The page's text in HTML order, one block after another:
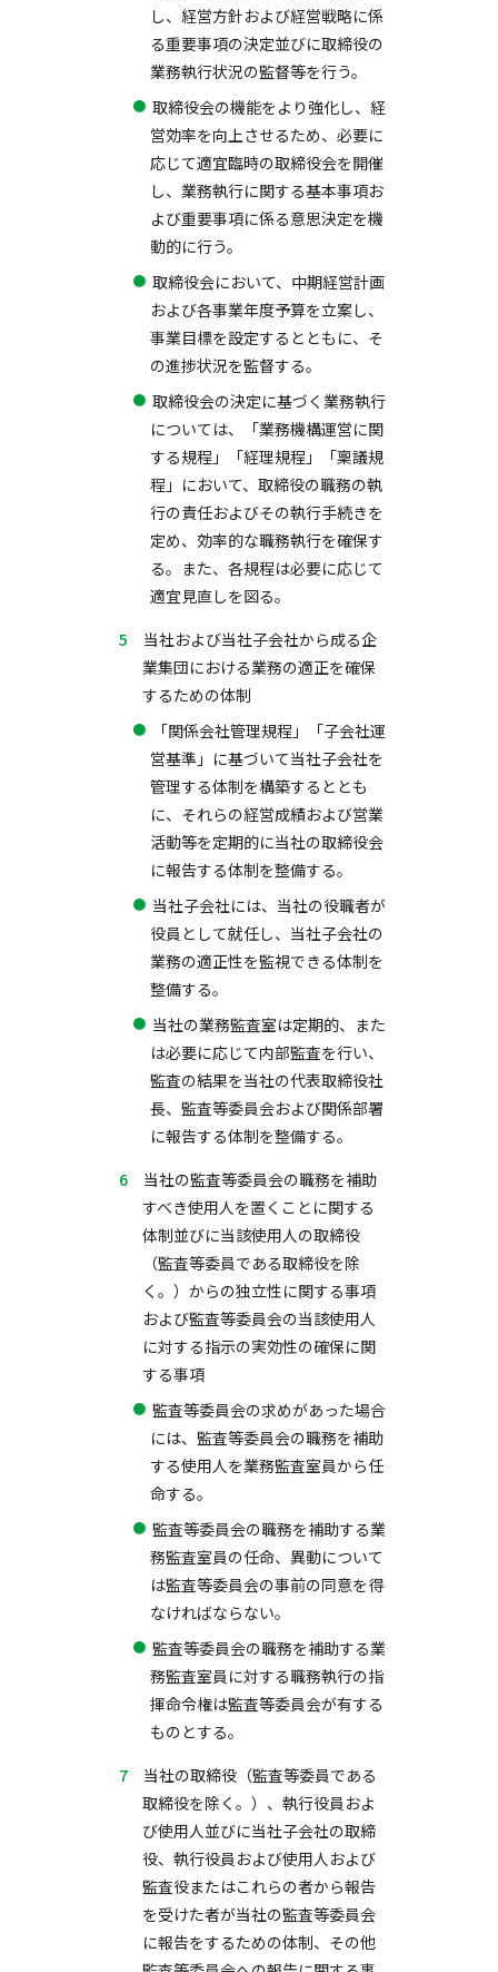
し、経営方針および経営戦略に係
る重要事項の決定並びに取締役の
業務執行状況の監督等を行う。
取締役会の機能をより強化し、経
営効率を向上させるため、必要に
応じて適宜臨時の取締役会を開催
し、業務執行に関する基本事項お
よび重要事項に係る意思決定を機
動的に行う。
取締役会において、中期経営計画
および各事業年度予算を立案し、
事業目標を設定するとともに、そ
の進捗状況を監督する。
取締役会の決定に基づく業務執行
については、「業務機構運営に関
する規程」「経理規程」「稟議規
程」において、取締役の職務の執
行の責任およびその執行手続きを
定め、効率的な職務執行を確保す
る。また、各規程は必要に応じて
適宜見直しを図る。
当社および当社子会社から成る企
業集団における業務の適正を確保
するための体制
「関係会社管理規程」「子会社運
営基準」に基づいて当社子会社を
管理する体制を構築するととも
に、それらの経営成績および営業
活動等を定期的に当社の取締役会
に報告する体制を整備する。
当社子会社には、当社の役職者が
役員として就任し、当社子会社の
業務の適正性を監視できる体制を
整備する。
当社の業務監査室は定期的、また
は必要に応じて内部監査を行い、
監査の結果を当社の代表取締役社
長、監査等委員会および関係部署
に報告する体制を整備する。
当社の監査等委員会の職務を補助
すべき使用人を置くことに関する
体制並びに当該使用人の取締役
（監査等委員である取締役を除
く。）からの独立性に関する事項
および監査等委員会の当該使用人
に対する指示の実効性の確保に関
する事項
監査等委員会の求めがあった場合
には、監査等委員会の職務を補助
する使用人を業務監査室員から任
命する。
監査等委員会の職務を補助する業
務監査室員の任命、異動について
は監査等委員会の事前の同意を得
なければならない。
監査等委員会の職務を補助する業
務監査室員に対する職務執行の指
揮命令権は監査等委員会が有する
ものとする。
当社の取締役（監査等委員である
取締役を除く。）、執行役員およ
び使用人並びに当社子会社の取締
役、執行役員および使用人および
監査役またはこれらの者から報告
を受けた者が当社の監査等委員会
に報告をするための体制、その他